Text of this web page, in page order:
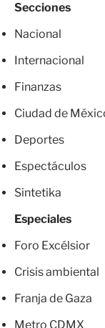
Secciones
Nacional
Internacional
Finanzas
Ciudad de
Deportes
Espectáculos
Sintetika
Especiales
Foro Excélsior
Crisis ambiental
Franja de Gaza
Metro CDMX